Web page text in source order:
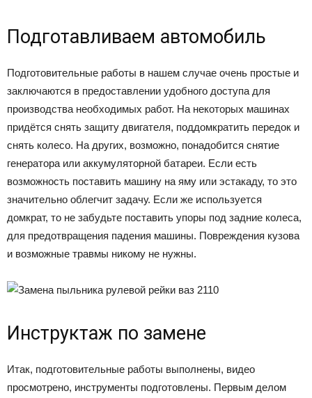
Подготавливаем автомобиль
Подготовительные работы в нашем случае очень простые и
заключаются в предоставлении удобного доступа для
производства необходимых работ. На некоторых машинах
придётся снять защиту двигателя, поддомкратить передок и
снять колесо. На других, возможно, понадобится снятие
генератора или аккумуляторной батареи. Если есть
возможность поставить машину на яму или эстакаду, то это
значительно облегчит задачу. Если же используется
домкрат, то не забудьте поставить упоры под задние колеса,
для предотвращения падения машины. Повреждения кузова
и возможные травмы никому не нужны.
Инструктаж по замене
Итак, подготовительные работы выполнены, видео
просмотрено, инструменты подготовлены. Первым делом